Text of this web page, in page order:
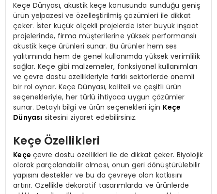
Keçe Dünyası, akustik keçe konusunda sunduğu geniş
ürün yelpazesi ve özelleştirilmiş çözümleri ile dikkat
çeker. İster küçük ölçekli projelerde ister büyük inşaat
projelerinde, firma müşterilerine yüksek performanslı
akustik keçe ürünleri sunar. Bu ürünler hem ses
yalıtımında hem de genel kullanımda yüksek verimlilik
sağlar. Keçe gibi malzemeler, fonksiyonel kullanımları
ve çevre dostu özellikleriyle farklı sektörlerde önemli
bir rol oynar. Keçe Dünyası, kaliteli ve çeşitli ürün
seçenekleriyle, her türlü ihtiyaca uygun çözümler
sunar. Detaylı bilgi ve ürün seçenekleri için Keçe
Dünyası sitesini ziyaret edebilirsiniz.
Keçe Özellikleri
Keçe çevre dostu özellikleri ile de dikkat çeker. Biyolojik
olarak parçalanabilir olması, onun geri dönüştürülebilir
yapısını destekler ve bu da çevreye olan katkısını
artırır. Özellikle dekoratif tasarımlarda ve ürünlerde